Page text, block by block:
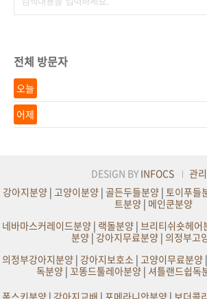
전체 방문자
오늘
어제
DESIGN BY INFOCS
관
강아지분양 | 고양이분양 | 골든두들분양 | 토이푸들
트분양 | 메인쿤분양
네바마스커레이드분양| 랙돌분양| 브리티쉬숏헤어
분양|강아지무료분양| 의정부고
의정부강아지분양| 강아지보호소| 고양이무료분양|
독분양 | 꼬똥드툴레아분양 | 셔틀랜드쉽독